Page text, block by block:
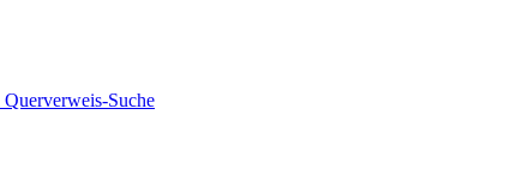
Querverweis-Suche